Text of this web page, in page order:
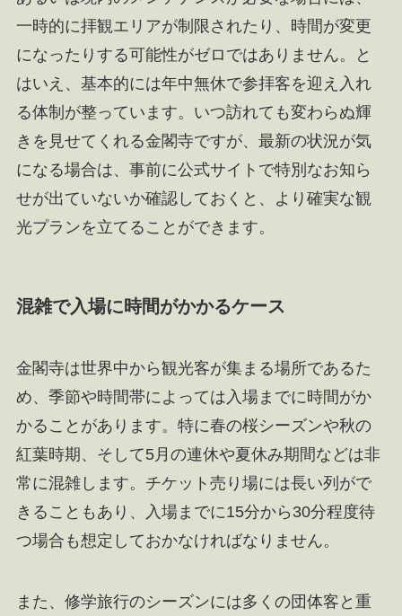
一時的に拝観エリアが制限されたり、時間が変更
になったりする可能性がゼロではありません。と
はいえ、基本的には年中無休で参拝客を迎え入れ
る体制が整っています。いつ訪れても変わらぬ輝
きを見せてくれる金閣寺ですが、最新の状況が気
になる場合は、事前に公式サイトで特別なお知ら
せが出ていないか確認しておくと、より確実な観
光プランを立てることができます。
混雑で入場に時間がかかるケース
金閣寺は世界中から観光客が集まる場所であるた
め、季節や時間帯によっては入場までに時間がか
かることがあります。特に春の桜シーズンや秋の
紅葉時期、そして5月の連休や夏休み期間などは非
常に混雑します。チケット売り場には長い列がで
きることもあり、入場までに15分から30分程度待
つ場合も想定しておかなければなりません。
また、修学旅行のシーズンには多くの団体客と重